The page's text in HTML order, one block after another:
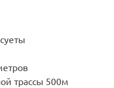
трассы 500м